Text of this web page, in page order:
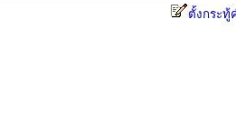
ตั้งกระทู้